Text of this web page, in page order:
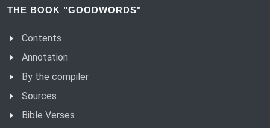
THE BOOK "GOODWORDS"
Contents
Annotation
By the compiler
Sources
Bible Verses